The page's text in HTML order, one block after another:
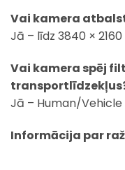
Vai kamera
Jā – līdz 3840 × 2160
Vai kamera spēj
Jā – Human/
Informācija par